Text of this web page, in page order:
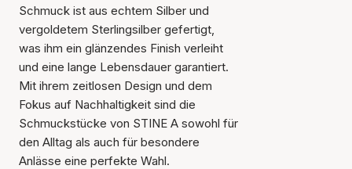
Schmuck ist aus echtem Silber und
vergoldetem Sterlingsilber gefertigt,
was ihm ein glänzendes Finish verleiht
und eine lange Lebensdauer garantiert.
Mit ihrem zeitlosen Design und dem
Fokus auf Nachhaltigkeit sind die
Schmuckstücke von STINE A sowohl für
den Alltag als auch für besondere
Anlässe eine perfekte Wahl.